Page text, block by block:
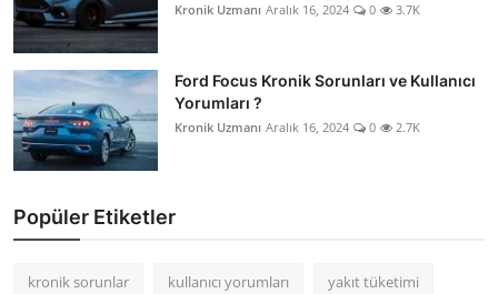
Kronik Uzmanı Aralık 16, 2024 0 3.7K
Ford Focus Kronik Sorunları ve Kullanıcı
Yorumları ?
Kronik Uzmanı Aralık 16, 2024 0 2.7K
Popüler Etiketler
kronik sorunlar kullanıcı yorumları yakıt tüketimi